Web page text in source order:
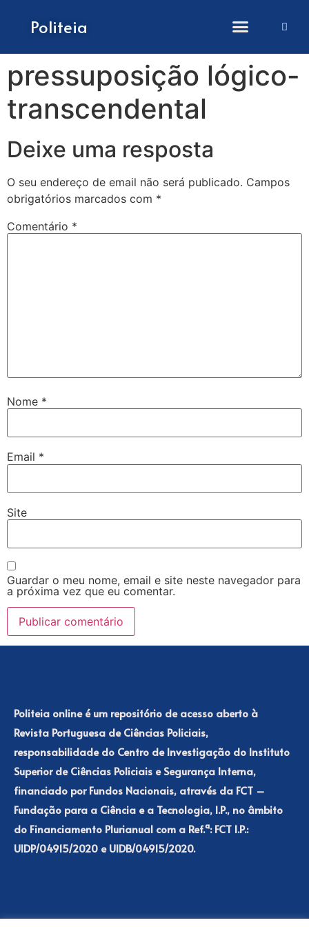
Politeia
pressuposição lógico-
transcendental
Deixe uma resposta
O seu endereço de email não será publicado. Campos
obrigatórios marcados com *
Comentário *
Nome *
Email *
Site
Guardar o meu nome, email e site neste navegador para
a próxima vez que eu comentar.
Politeia online é um repositório de acesso aberto à
Revista Portuguesa de Ciências Policiais,
responsabilidade do Centro de Investigação do Instituto
Superior de Ciências Policiais e Segurança Interna,
financiado por Fundos Nacionais, através da FCT –
Fundação para a Ciência e a Tecnologia, I.P., no âmbito
do Financiamento Plurianual com a Ref.ª: FCT I.P.:
UIDP/04915/2020 e UIDB/04915/2020.